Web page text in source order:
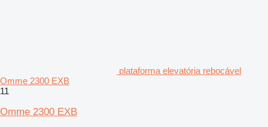
plataforma elevatória rebocável
Omme 2300 EXB
11
Omme 2300 EXB